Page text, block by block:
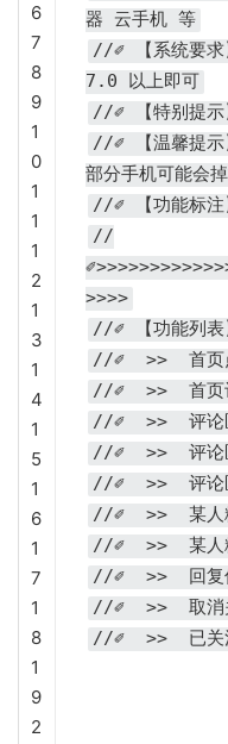
6
7
8
9
1
0
1
1
1
2
1
3
1
4
1
5
1
6
1
7
1
8
1
9
2
器 云手机 等
//✐ 【系统要求
7.0 以上即可
//✐ 【特别提示
//✐ 【温馨提示
部分手机可能会
//✐ 【功能标注
//
>>>>
//✐ 【功能列表
//✐ >> 首页
//✐ >> 首页
//✐ >> 评论
//✐ >> 评论
//✐ >> 评论
//✐ >> 某人
//✐ >> 某人
//✐ >> 回复
//✐ >> 取消
//✐ >> 已关